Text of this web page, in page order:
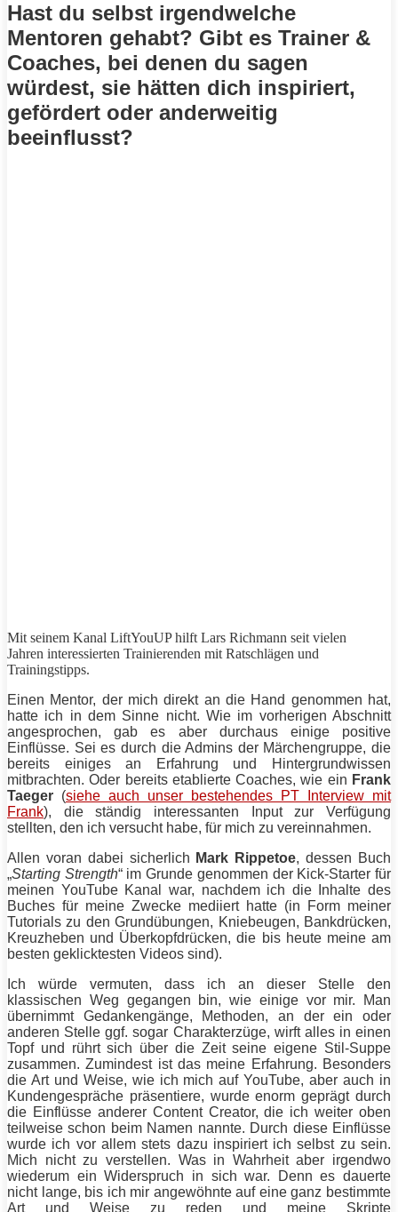
Hast du selbst irgendwelche
Mentoren gehabt? Gibt es Trainer &
Coaches, bei denen du sagen
würdest, sie hätten dich inspiriert,
gefördert oder anderweitig
beeinflusst?
Mit seinem Kanal LiftYouUP hilft Lars Richmann seit vielen
Jahren interessierten Trainierenden mit Ratschlägen und
Trainingstipps.
Einen Mentor, der mich direkt an die Hand genommen hat,
hatte ich in dem Sinne nicht. Wie im vorherigen Abschnitt
angesprochen, gab es aber durchaus einige positive
Einflüsse. Sei es durch die Admins der Märchengruppe, die
bereits einiges an Erfahrung und Hintergrundwissen
mitbrachten. Oder bereits etablierteCoaches, wie ein Frank
Taeger (siehe auch unser bestehendes PT Interview mit
Frank), die ständig interessanten Input zur Verfügung
stellten, den ich versucht habe, für mich zu vereinnahmen.
Allen voran dabei sicherlich Mark Rippetoe, dessen Buch
„Starting Strength“ im Grunde genommen der Kick-Starter für
meinen YouTube Kanal war, nachdem ich die Inhalte des
Buches für meine Zwecke mediiert hatte (in Form meiner
Tutorials zu den Grundübungen, Kniebeugen, Bankdrücken,
Kreuzheben und Überkopfdrücken, die bis heute meine am
besten geklicktesten Videos sind).
Ich würde vermuten, dass ich an dieser Stelle den
klassischen Weg gegangen bin, wie einige vor mir. Man
übernimmt Gedankengänge, Methoden, an der ein oder
anderen Stelle ggf. sogar Charakterzüge, wirft alles in einen
Topf und rührt sich über die Zeit seine eigene Stil-Suppe
zusammen. Zumindest ist das meine Erfahrung. Besonders
die Art und Weise, wie ich mich auf YouTube, aber auch in
Kundengespräche präsentiere, wurde enorm geprägt durch
die Einflüsse anderer Content Creator, die ich weiter oben
teilweise schon beim Namen nannte. Durch diese Einflüsse
wurde ich vor allem stets dazu inspiriert ich selbst zu sein.
Mich nicht zu verstellen. Was in Wahrheit aber irgendwo
wiederum ein Widerspruch in sich war. Denn es dauerte
nicht lange, bis ich mir angewöhnte auf eine ganz bestimmte
Art und Weise zu reden und meine Skripte